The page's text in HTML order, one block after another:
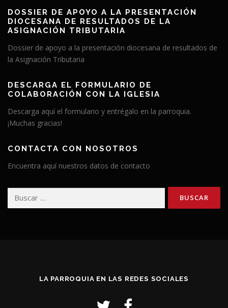
DOSSIER DE APOYO A LA PRESENTACIÓN
DIOCESANA DE RESULTADOS DE LA
ASIGNACIÓN TRIBUTARIA
Dossier de apoyo a la presentación diocesana de resultados de
la Asignación Tributaria
DESCARGA EL FORMULARIO DE
COLABORACIÓN CON LA IGLESIA
Descarga aquí el formulario y entrégalo en la parroquia.
¡Muchas gracias!
CONTACTA CON NOSOTROS
Encuentra aquí nuestros datos de contacto
LA PARROQUIA EN LAS REDES SOCIALES